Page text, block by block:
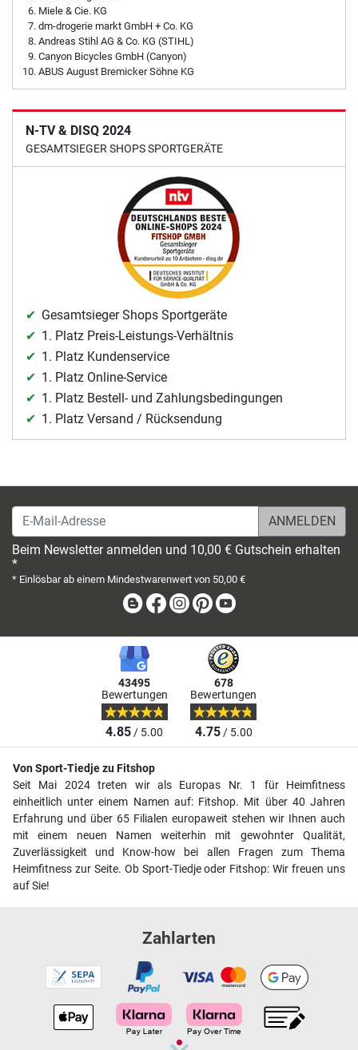
Miele & Cie. KG
dm-drogerie markt GmbH + Co. KG
Andreas Stihl AG & Co. KG (STIHL)
Canyon Bicycles GmbH (Canyon)
ABUS August Bremicker Söhne KG
N-TV & DISQ 2024
GESAMTSIEGER SHOPS SPORTGERÄTE
Gesamtsieger Shops Sportgeräte
1. Platz Preis-Leistungs-Verhältnis
1. Platz Kundenservice
1. Platz Online-Service
1. Platz Bestell- und Zahlungsbedingungen
1. Platz Versand / Rücksendung
E-Mail-Adresse
Beim Newsletter anmelden und 10,00 € Gutschein erhalten
*
* Einlösbar ab einem Mindestwarenwert von 50,00 €
BlogFacebook
Instagram
Pinterest
43495
Bewertungen
4.85/ 5.00
678
Bewertungen
4.75/ 5.00
Von Sport-Tiedje zu Fitshop
Seit Mai 2024 treten wir als Europas Nr. 1 für Heimfitness
einheitlich unter einem Namen auf: Fitshop. Mit über 40 Jahren
Erfahrung und über 65 Filialen europaweit stehen wir Ihnen auch
mit einem neuen Namen weiterhin mit gewohnter Qualität,
Zuverlässigkeit und Know-how bei allen Fragen zum Thema
Heimfitness zur Seite. Ob Sport-Tiedje oder Fitshop: Wir freuen uns
auf Sie!
Zahlarten